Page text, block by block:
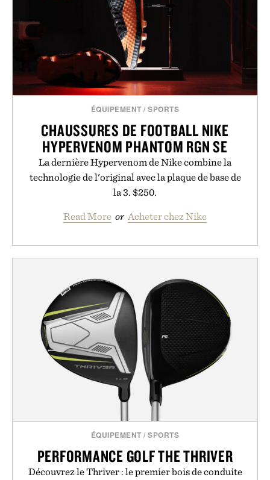
ÉQUIPEMENT /SPORTS
CHAUSSURES DE FOOTBALL NIKE
HYPERVENOM PHANTOM RGN SE
La dernière Hypervenom de Nike combine la
technologie de l'original avec la plaque de base de
la 3. $250.
Read More or Acheter chez Nike
ÉQUIPEMENT /SPORTS
PERFORMANCE GOLF THE THRIVER
Découvrez le Thriver : le premier bois de conduite